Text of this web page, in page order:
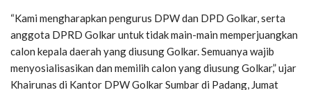
“Kami mengharapkan pengurus DPW dan DPD Golkar, serta
anggota DPRD Golkar untuk tidak main-main memperjuangkan
calon kepala daerah yang diusung Golkar. Semuanya wajib
menyosialisasikan dan memilih calon yang diusung Golkar,” ujar
Khairunas di Kantor DPW Golkar Sumbar di Padang, Jumat